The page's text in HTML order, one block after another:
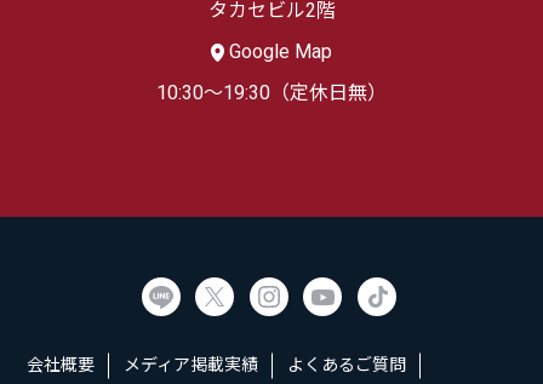
タカセビル2階
Google Map
10:30～19:30（定休日無）
会社概要 メディア掲載実績 よくあるご質問